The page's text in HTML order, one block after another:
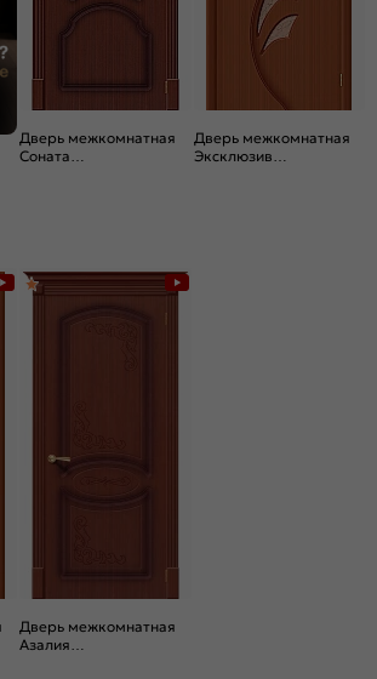
Дверь межкомнатная
Соната
Дверь межкомнатная
Эксклюзив
Дверь межкомнатная
Азалия